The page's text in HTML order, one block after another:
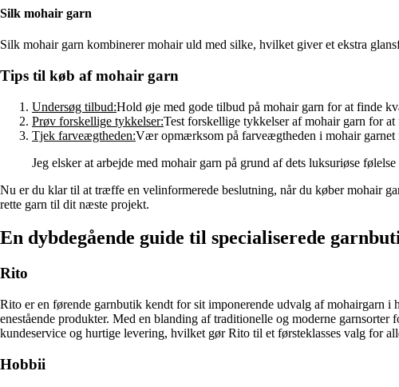
Silk mohair garn
Silk mohair garn kombinerer mohair uld med silke, hvilket giver et ekstra
Tips til køb af mohair garn
Undersøg tilbud:Hold øje med gode tilbud på mohair garn for at finde
Prøv forskellige tykkelser:Test forskellige tykkelser af mohair garn for
Tjek farveægtheden:Vær opmærksom på farveægtheden i mohair
Jeg elsker at arbejde med mohair garn på grund af dets luksuriøse
Nu er du klar til at træffe en velinformerede beslutning, når du køber mohair
rette garn til dit næste projekt.
En dybdegående guide til specialiserede
Rito
Rito er en førende garnbutik kendt for sit imponerende udvalg af mohairgarn
enestående produkter. Med en blanding af traditionelle og moderne
kundeservice og hurtige levering, hvilket gør Rito til et førsteklasses valg for
Hobbii